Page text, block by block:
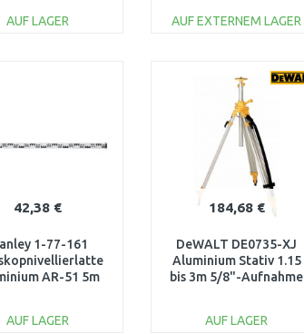
AUF LAGER
AUF EXTERNEM LAGER
Vergleichen
42,38 €
1-77-161
AR-51 5m
AUF LAGER
184,68 €
DeWALT DE0735-XJ
Aluminium Stativ 1.15
bis 3m 5/8"-Aufnahme
AUF LAGER